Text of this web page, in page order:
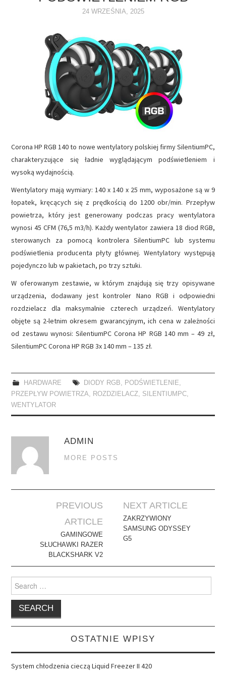
OPROGRAMOWANIE
INTERNET
24 WRZEŚNIA, 2025
Corona HP RGB 140 to nowe wentylatory polskiej firmy SilentiumPC,
charakteryzujące się ładnie wyglądającym podświetleniem i
wysoką wydajnością.
Wentylatory mają wymiary: 140 x 140 x 25 mm, wyposażone są w 9
łopatek, kręcących się z prędkością do 1200 obr/min. Przepływ
powietrza, który jest generowany podczas pracy wentylatora
wynosi 45 CFM (76,5 m3/h). Każdy wentylator zawiera 18 diod RGB,
sterowanych za pomocą kontrolera SilentiumPC lub systemu
podświetlenia producenta płyty głównej. Wentylatory występują
pojedynczo lub w pakietach, po trzy sztuki.
W oferowanym zestawie, w którym znajdują się trzy opisywane
urządzenia, dodawany jest kontroler Nano RGB i odpowiedni
rozdzielacz dla maksymalnie czterech urządzeń. Wentylatory
objęte są 2-letnim okresem gwarancyjnym, ich cena w zależności
od zestawu wynosi: SilentiumPC Corona HP RGB 140 mm – 49 zł,
SilentiumPC Corona HP RGB 3x 140 mm – 135 zł.
HARDWARE DIODY RGB, PODŚWIETLENIE,
PRZEPŁYW POWIETRZA, ROZDZIELACZ, SILENTIUMPC,
WENTYLATOR
ADMIN
MORE POSTS
navigation
PREVIOUS
ARTICLE
GAMINGOWE
SŁUCHAWKI RAZER
BLACKSHARK V2
NEXT ARTICLE
ZAKRZYWIONY
SAMSUNG ODYSSEY
G5
Search
for:
OSTATNIE WPISY
System chłodzenia cieczą Liquid Freezer II 420